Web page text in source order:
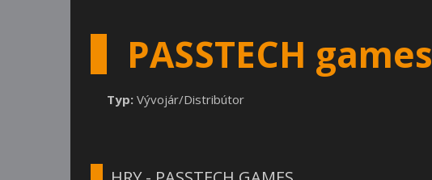
PASSTECH games
Typ: Vývojár/Distribútor